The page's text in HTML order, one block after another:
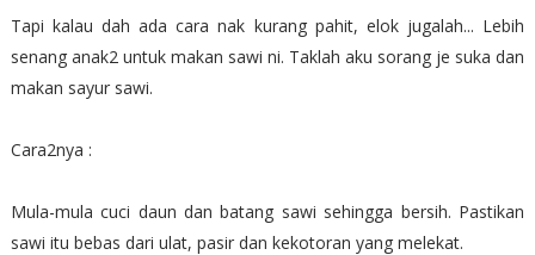
Tapi kalau dah ada cara nak kurang pahit, elok jugalah... Lebih
senang anak2 untuk makan sawi ni. Taklah aku sorang je suka dan
makan sayur sawi.
Cara2nya :
Mula-mula cuci daun dan batang sawi sehingga bersih. Pastikan
sawi itu bebas dari ulat, pasir dan kekotoran yang melekat.